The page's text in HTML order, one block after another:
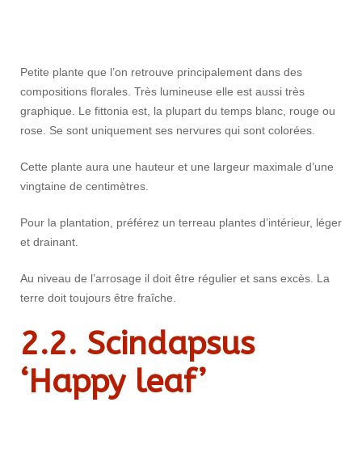
Petite plante que l’on retrouve principalement dans des
compositions florales. Très lumineuse elle est aussi très
graphique. Le fittonia est, la plupart du temps blanc, rouge ou
rose. Se sont uniquement ses nervures qui sont colorées.
Cette plante aura une hauteur et une largeur maximale d’une
vingtaine de centimètres.
Pour la plantation, préférez un terreau plantes d’intérieur, léger
et drainant.
Au niveau de l’arrosage il doit être régulier et sans excès. La
terre doit toujours être fraîche.
2.2. Scindapsus
‘Happy leaf’